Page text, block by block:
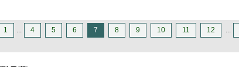
1 ... 4 5 6 7 8 9 10 11 12 ...